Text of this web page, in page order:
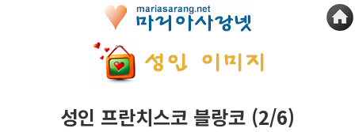
성인 프란치스코 블랑코 (2/6)